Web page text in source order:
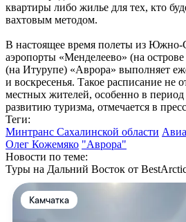
квартиры либо жилье для тех, кто
вахтовым методом.
В настоящее время полеты из Южно-
аэропорты «Менделеево» (на
(на Итурупе) «Аврора» выполняет
и воскресенья. Такое расписание не
местных жителей, особенно в период
развитию туризма, отмечается в
Теги:
Минтранс Сахалинской области
Олег Кожемяко "Аврора"
Новости по теме:
Туры на Дальний Восток от